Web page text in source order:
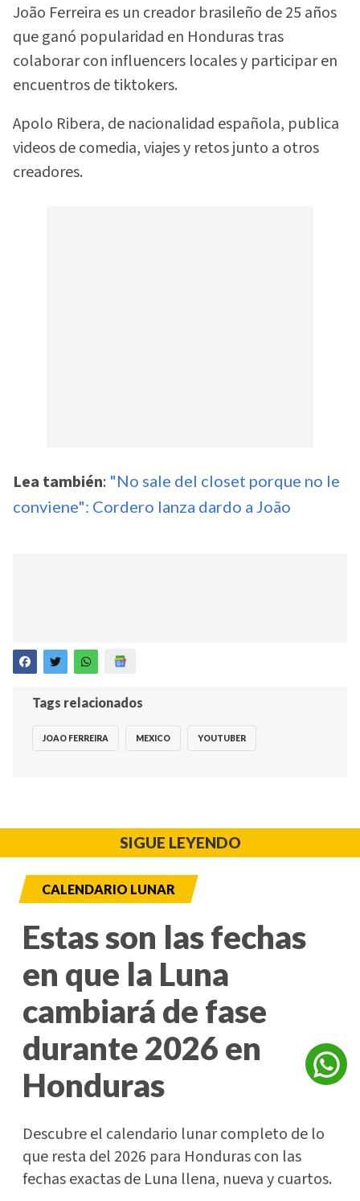
João Ferreira es un creador brasileño de 25 años
que ganó popularidad en Honduras tras
colaborar con influencers locales y participar en
encuentros de tiktokers.
Apolo Ribera, de nacionalidad española, publica
videos de comedia, viajes y retos junto a otros
creadores.
Lea también: "No sale del closet porque no le
conviene": Cordero lanza dardo a João
Tags relacionados
JOAO FERREIRA MEXICO YOUTUBER
SIGUE LEYENDO
CALENDARIO LUNAR
Estas son las fechas
en que la Luna
cambiará de fase
durante 2026 en
Honduras
Descubre el calendario lunar completo de lo
que resta del 2026 para Honduras con las
fechas exactas de Luna llena, nueva y cuartos.